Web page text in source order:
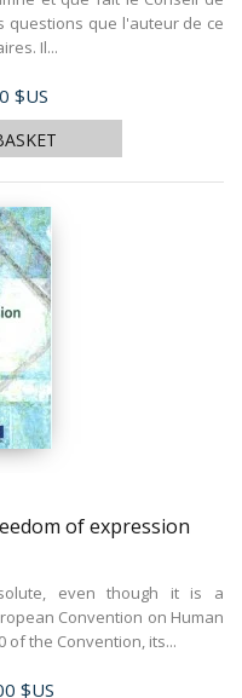
questions que l'auteur de ce
Il...
$US
of expression
even though it is a
Convention on Human
of the Convention, its...
$US